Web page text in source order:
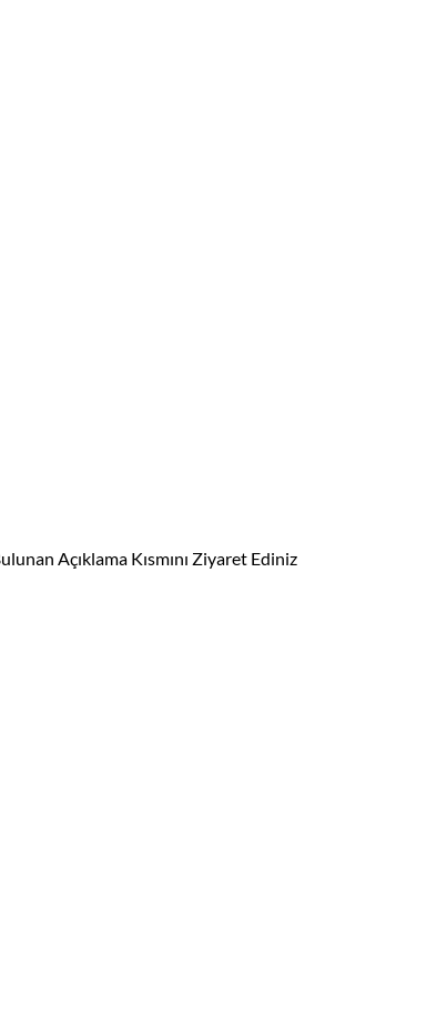
Açıklama Kısmını Ziyaret Ediniz